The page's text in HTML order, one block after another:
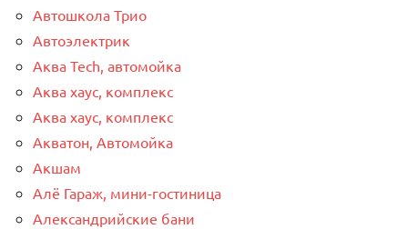
Автошкола Трио
Автоэлектрик
Аква Tech, автомойка
Аква хаус, комплекс
Аква хаус, комплекс
Акватон, Автомойка
Акшам
Алё Гараж, мини-гостиница
Александрийские бани